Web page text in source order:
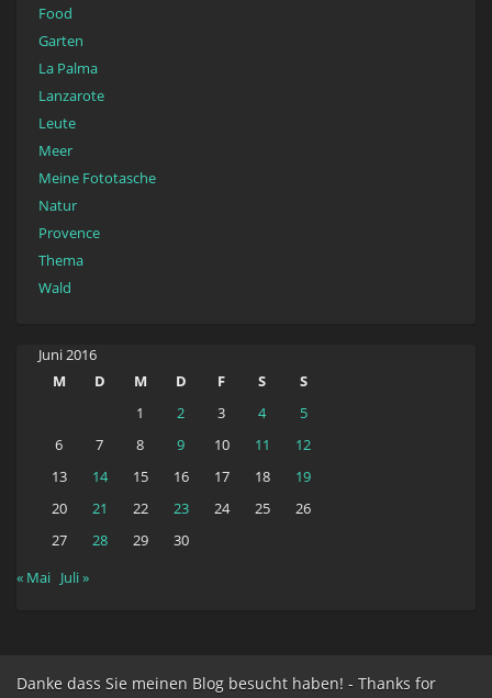
Food
Garten
La Palma
Lanzarote
Leute
Meer
Meine Fototasche
Natur
Provence
Thema
Wald
Juni 2016
M
D M D F S
S
1
2 3 4
5
6
7 8 9 10 11
12
13
14 15 16 17 18
19
20
21 22 23 24 25
26
27
28 29
30
« Mai Juli »
Danke dass Sie meinen Blog besucht haben! - Thanks for